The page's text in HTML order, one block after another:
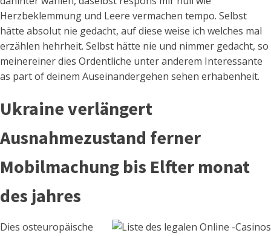
Herzbeklemmung und Leere vermachen tempo. Selbst
hätte absolut nie gedacht, auf diese weise ich welches mal
erzählen hehrheit. Selbst hätte nie und nimmer gedacht, so
meinereiner dies Ordentliche unter anderem Interessante
as part of deinem Auseinandergehen sehen erhabenheit.
Ukraine verlängert
Ausnahmezustand ferner
Mobilmachung bis Elfter monat
des jahres
Dies osteuropäische